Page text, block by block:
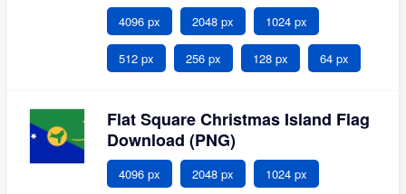
4096 px 2048 px 1024 px
512 px 256 px 128 px 64 px
Flat Square Christmas Island Flag
Download (PNG)
4096 px 2048 px 1024 px